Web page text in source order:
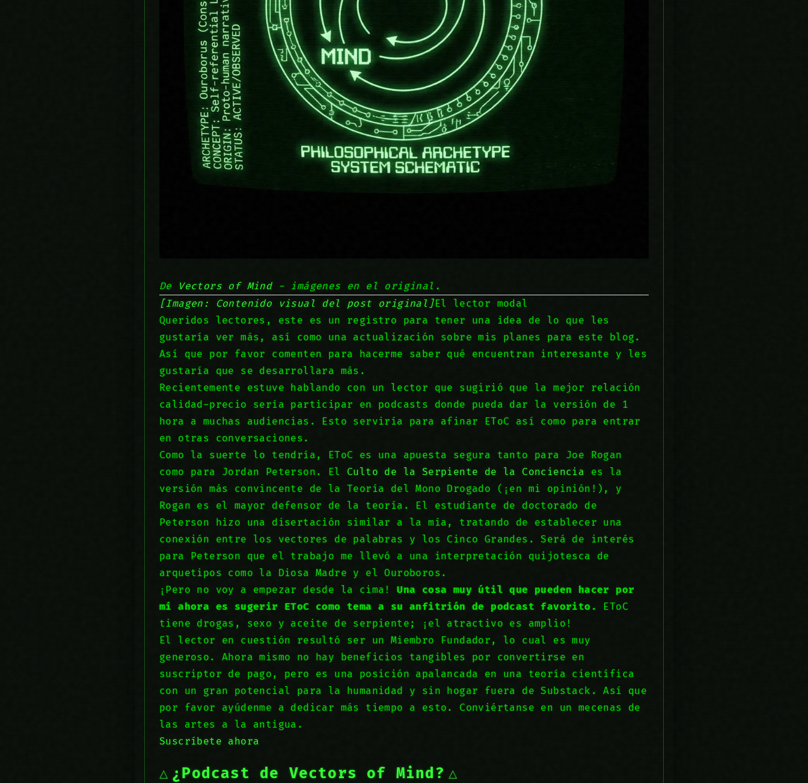
De Vectors of Mind- imágenes en el original.
[Imagen: Contenido visual del post original]El lector modal
Queridos lectores, este es un registro para tener una idea de lo que les
gustaría ver más, así como una actualización sobre mis planes para este blog.
Así que por favor comenten para hacerme saber qué encuentran interesante y les
gustaría que se desarrollara más.
Recientemente estuve hablando con un lector que sugirió que la mejor relación
calidad-precio sería participar en podcasts donde pueda dar la versión de 1
hora a muchas audiencias. Esto serviría para afinar EToC así como para entrar
en otras conversaciones.
Como la suerte lo tendría, EToC es una apuesta segura tanto para Joe Rogan
como para Jordan Peterson. El Culto de la Serpiente de la Conciencia es la
versión más convincente de la Teoría del Mono Drogado (¡en mi opinión!), y
Rogan es el mayor defensor de la teoría. El estudiante de doctorado de
Peterson hizo una disertación similar a la mía, tratando de establecer una
conexión entre los vectores de palabras y los Cinco Grandes. Será de interés
para Peterson que el trabajo me llevó a una interpretación quijotesca de
arquetipos como la Diosa Madre y el Ouroboros.
¡Pero no voy a empezar desde la cima!Una cosa muy útil que pueden hacer por
mí ahora es sugerir EToC como tema a su anfitrión de podcast favorito.
EToC
tiene drogas, sexo y aceite de serpiente; ¡el atractivo es amplio!
El lector en cuestión resultó ser un Miembro Fundador, lo cual es muy
generoso. Ahora mismo no hay beneficios tangibles por convertirse en
suscriptor de pago, pero es una posición apalancada en una teoría científica
con un gran potencial para la humanidad y sin hogar fuera de Substack. Así que
por favor ayúdenme a dedicar más tiempo a esto. Conviértanse en un mecenas de
las artes a la antigua.
Suscríbete ahora
¿Podcast de Vectors of Mind?